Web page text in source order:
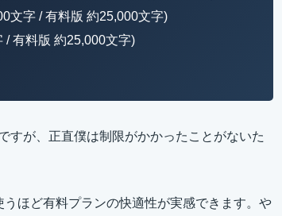
文字 / 有料版 約25,000文字)
/ 有料版 約25,000文字)
すが、正直僕は制限がかかったことがないた
ほど有料プランの快適性が実感できます。や